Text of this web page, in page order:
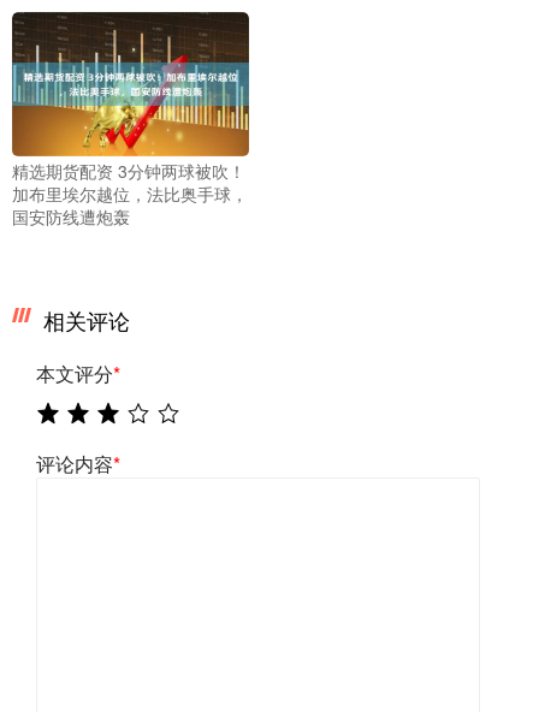
精选期货配资 3分钟两球被吹！
加布里埃尔越位，法比奥手球，
国安防线遭炮轰
相关评论
本文评分*
评论内容*